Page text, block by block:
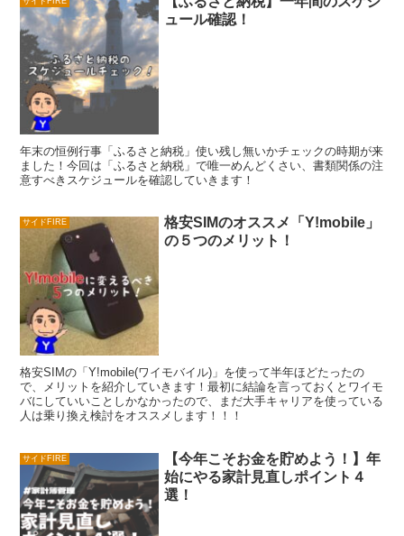
ュール確認！
年末の恒例行事「ふるさと納税」使い残し無いかチェックの時期が来
ました！今回は「ふるさと納税」で唯一めんどくさい、書類関係の注
意すべきスケジュールを確認していきます！
サイドFIRE
格安SIMのオススメ「Y!mobile」
の５つのメリット！
格安SIMの「Y!mobile(ワイモバイル)」を使って半年ほどたったの
で、メリットを紹介していきます！最初に結論を言っておくとワイモ
バにしていいことしかなかったので、まだ大手キャリアを使っている
人は乗り換え検討をオススメします！！！
サイドFIRE
【今年こそお金を貯めよう！】年
始にやる家計見直しポイント４
選！